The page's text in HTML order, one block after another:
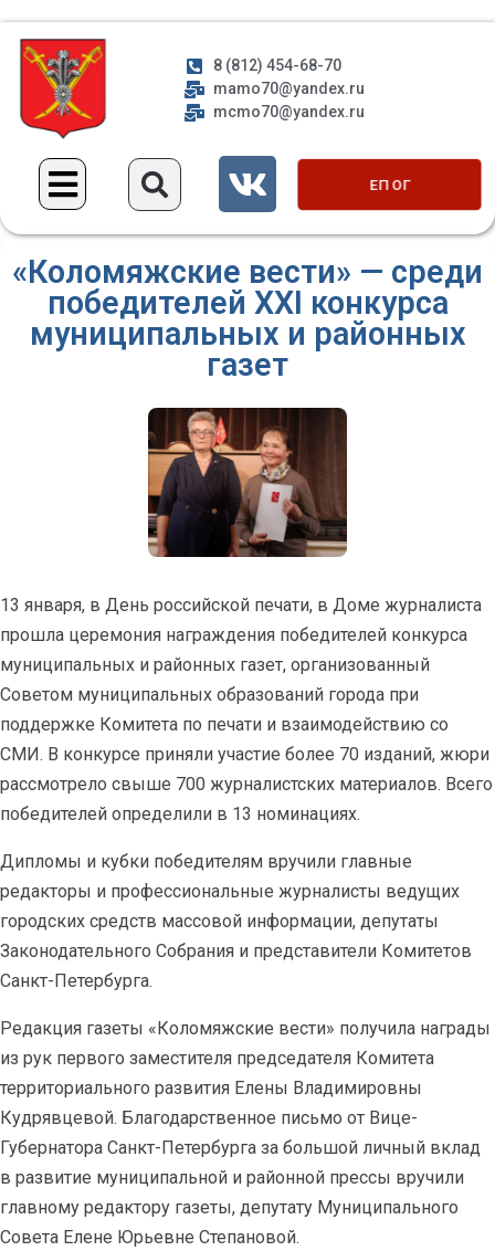
8 (812) 454-68-70
mamo70@yandex.ru
mcmo70@yandex.ru
ЕП ОГ
«Коломяжские вести» — среди
победителей XXI конкурса
муниципальных и районных
газет
13 января, в День российской печати, в Доме журналиста
прошла церемония награждения победителей конкурса
муниципальных и районных газет, организованный
Советом муниципальных образований города при
поддержке Комитета по печати и взаимодействию со
СМИ. В конкурсе приняли участие более 70 изданий, жюри
рассмотрело свыше 700 журналистских материалов. Всего
победителей определили в 13 номинациях.
Дипломы и кубки победителям вручили главные
редакторы и профессиональные журналисты ведущих
городских средств массовой информации, депутаты
Законодательного Собрания и представители Комитетов
Санкт-Петербурга.
Редакция газеты «Коломяжские вести» получила награды
из рук первого заместителя председателя Комитета
территориального развития Елены Владимировны
Кудрявцевой. Благодарственное письмо от Вице-
Губернатора Санкт-Петербурга за большой личный вклад
в развитие муниципальной и районной прессы вручили
главному редактору газеты, депутату Муниципального
Совета Елене Юрьевне Степановой.